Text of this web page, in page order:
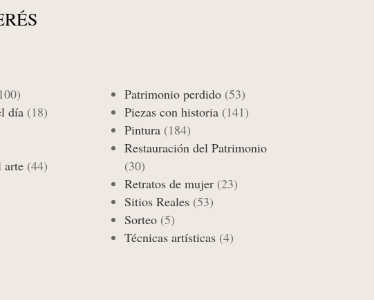
día (18)
arte (44)
Patrimonio perdido(53)
Piezas con historia(141)
Pintura(184)
Restauración del Patrimonio
(30)
Retratos de mujer(23)
Sitios Reales(53)
Sorteo(5)
Técnicas artísticas(4)